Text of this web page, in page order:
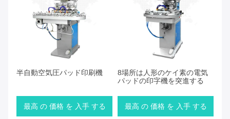
半自動空気圧パッド印刷機
最高 の 価格 を 入手 する
8場所は人形のケイ素の電気
パッドの印字機を突進する
最高 の 価格 を 入手 する